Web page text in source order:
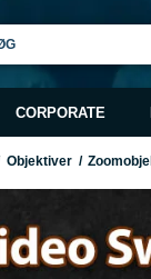
CORPORATE
Objektiver /